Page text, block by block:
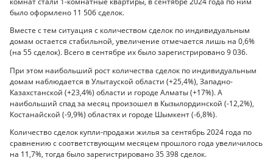
было оформлено 11 506 сделок.
Вместе с тем ситуация с количеством сделок по индивидуальным
домам остается стабильной, увеличение отмечается лишь на 0,6%
(на 55 сделок). Всего в сентябре их было зарегистрировано 9 036.
При этом наибольший рост количества сделок по индивидуальным
домам наблюдается в Улытауской области (+25,4%), Западно-
Казахстанской (+23,4%) области и городе Алматы (+17%). А
наибольший спад за месяц произошел в Кызылординской (-12,2%),
Костанайской (-9,9%) областях и городе Шымкент (-6,8%).
Количество сделок купли-продажи жилья за сентябрь 2024 года по
сравнению с соответствующим месяцем прошлого года увеличилось
на 11,7%, тогда было зарегистрировано 35 398 сделок.